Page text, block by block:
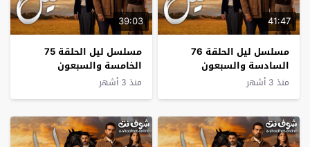
41:47
مسلسل ليل الحلقة 76
السادسة والسبعون
منذ 3 أشهر
39:03
مسلسل ليل الحلقة 75
الخامسة والسبعون
منذ 3 أشهر